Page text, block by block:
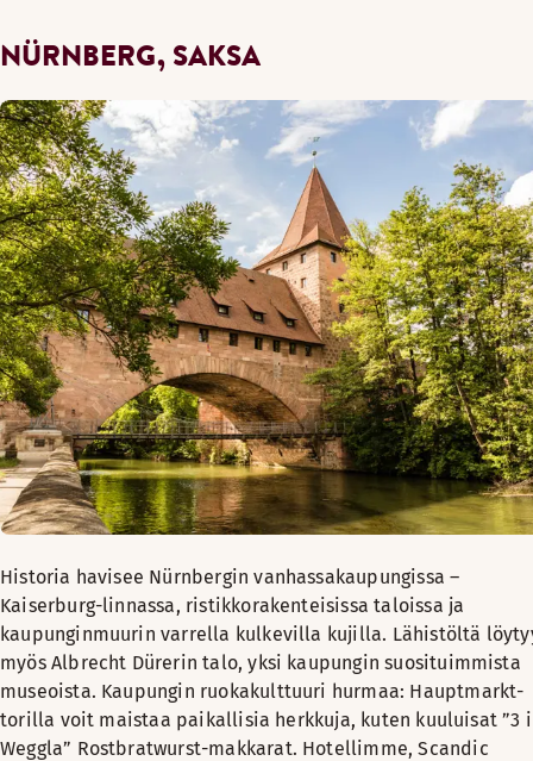
NÜRNBERG, SAKSA
Historia havisee Nürnbergin vanhassakaupungissa –
Kaiserburg-linnassa, ristikkorakenteisissa taloissa ja
kaupunginmuurin varrella kulkevilla kujilla. Lähistöltä
myös Albrecht Dürerin talo, yksi kaupungin suosituimmista
museoista. Kaupungin ruokakulttuuri hurmaa: Hauptmarkt-
torilla voit maistaa paikallisia herkkuja, kuten kuuluisat ”3
Weggla” Rostbratwurst-makkarat. Hotellimme, Scandic